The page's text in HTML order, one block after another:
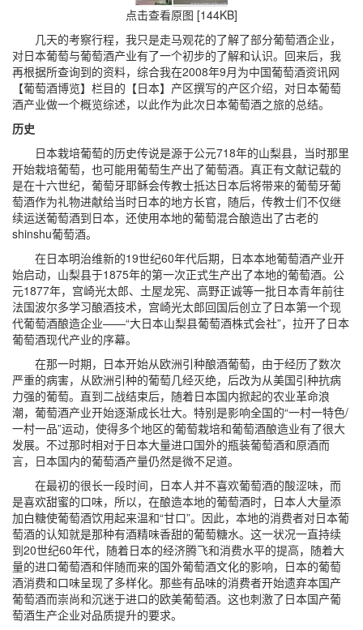
点击查看原图 [144KB]
几天的考察行程，我只是走马观花的了解了部分葡萄酒企业，
对日本葡萄与葡萄酒产业有了一个初步的了解和认识。回来后，我
再根据所查询到的资料，综合我在2008年9月为中国葡萄酒资讯网
【葡萄酒博览】栏目的【日本】产区撰写的产区介绍，对日本葡萄
酒产业做一个概览综述，以此作为此次日本葡萄酒之旅的总结。
历史
日本栽培葡萄的历史传说是源于公元718年的山梨县，当时那里
开始栽培葡萄，也可能用葡萄生产出了葡萄酒。真正有文献记载的
是在十六世纪，葡萄牙耶稣会传教士抵达日本后将带来的葡萄牙葡
萄酒作为礼物进献给当时日本的地方长官，随后，传教士们不仅继
续运送葡萄酒到日本，还使用本地的葡萄混合酿造出了古老的
shinshu葡萄酒。
在日本明治维新的19世纪60年代后期，日本本地葡萄酒产业开
始启动，山梨县于1875年的第一次正式生产出了本地的葡萄酒。公
元1877年，宫崎光太郎、土屋龙宪、高野正诚等一批日本青年前往
法国波尔多学习酿酒技术，宫崎光太郎回国后创立了日本第一个现
代葡萄酒酿造企业——“大日本山梨县葡萄酒株式会社”，拉开了日本
葡萄酒现代产业的序幕。
在那一时期，日本开始从欧洲引种酿酒葡萄，由于经历了数次
严重的病害，从欧洲引种的葡萄几经灭绝，后改为从美国引种抗病
力强的葡萄。直到二战结束后，随着日本国内掀起的农业革命浪
潮，葡萄酒产业开始逐渐成长壮大。特别是影响全国的“一村一特色/
一村一品”运动，使得多个地区的葡萄栽培和葡萄酒酿造业有了很大
发展。不过那时相对于日本大量进口国外的瓶装葡萄酒和原酒而
言，日本国内的葡萄酒产量仍然是微不足道。
在最初的很长一段时间，日本人并不喜欢葡萄酒的酸涩味，而
是喜欢甜蜜的口味，所以，在酿造本地的葡萄酒时，日本人大量添
加白糖使葡萄酒饮用起来温和“甘口”。因此，本地的消费者对日本葡
萄酒的认知就是那种有酒精味香甜的葡萄糖水。这一状况一直持续
到20世纪60年代，随着日本的经济腾飞和消费水平的提高，随着大
量的进口葡萄酒和伴随而来的国外葡萄酒文化的影响，日本的葡萄
酒消费和口味呈现了多样化。那些有品味的消费者开始遗弃本国产
葡萄酒而崇尚和沉迷于进口的欧美葡萄酒。这也刺激了日本国产葡
萄酒生产企业对品质提升的要求。